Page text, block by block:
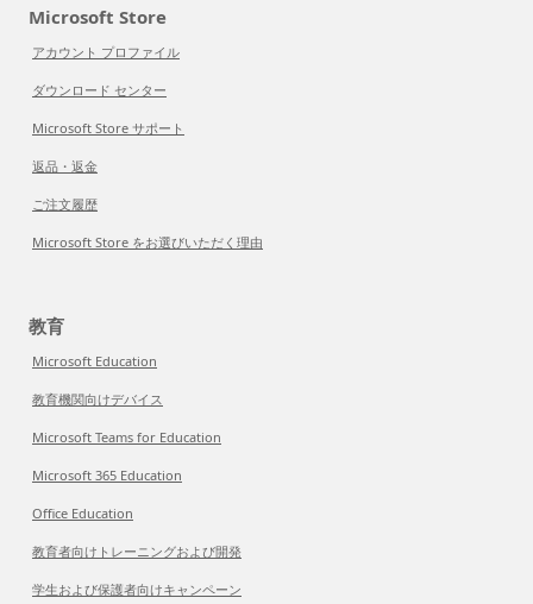
Microsoft Store
アカウント プロファイル
ダウンロード センター
Microsoft Store サポート
返品・返金
ご注文履歴
Microsoft Store をお選びいただく理由
教育
Microsoft Education
教育機関向けデバイス
Microsoft Teams for Education
Microsoft 365 Education
Office Education
教育者向けトレーニングおよび開発
学生および保護者向けキャンペーン